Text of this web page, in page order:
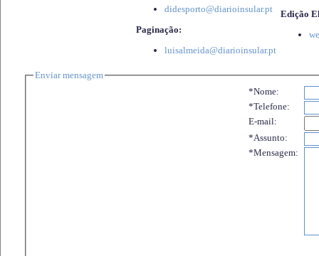
didesporto@diarioinsular.pt
Paginação:
luisalmeida@diarioinsular.pt
Edição
Enviar mensagem
*Nome:
*Telefone:
E-mail:
*Assunto:
*Mensagem: